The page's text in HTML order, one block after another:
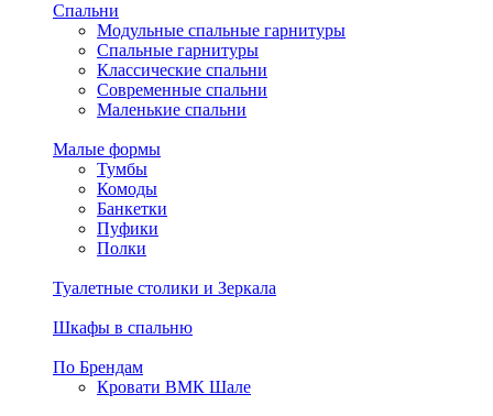
Спальни
Модульные спальные гарнитуры
Спальные гарнитуры
Классические спальни
Современные спальни
Маленькие спальни
Малые формы
Тумбы
Комоды
Банкетки
Пуфики
Полки
Туалетные столики и Зеркала
Шкафы в спальню
По Брендам
Кровати ВМК Шале